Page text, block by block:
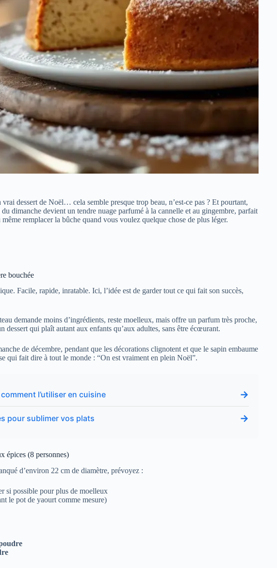
dessert de Noël… cela semble presque trop beau, n’est-ce pas ? Et pourtant,
dimanche devient un tendre nuage parfumé à la cannelle et au gingembre, parfait
remplacer la bûche quand vous voulez quelque chose de plus léger.
bouchée
Facile, rapide, inratable. Ici, l’idée est de garder tout ce qui fait son succès,
demande moins d’ingrédients, reste moelleux, mais offre un parfum très proche,
dessert qui plaît autant aux enfants qu’aux adultes, sans être écœurant.
de décembre, pendant que les décorations clignotent et que le sapin embaume
qui fait dire à tout le monde : “On est vraiment en plein Noël”.
l’utiliser en cuisine →
pour sublimer vos plats →
épices (8 personnes)
d’environ 22 cm de diamètre, prévoyez :
si possible pour plus de moelleux
le pot de yaourt comme mesure)